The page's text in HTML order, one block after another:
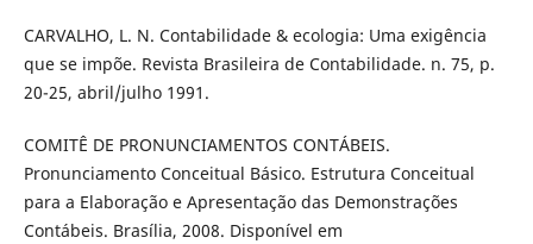
CARVALHO, L. N. Contabilidade & ecologia: Uma exigência
que se impõe. Revista Brasileira de Contabilidade. n. 75, p.
20-25, abril/julho 1991.
COMITÊ DE PRONUNCIAMENTOS CONTÁBEIS.
Pronunciamento Conceitual Básico. Estrutura Conceitual
para a Elaboração e Apresentação das Demonstrações
Contábeis. Brasília, 2008. Disponível em